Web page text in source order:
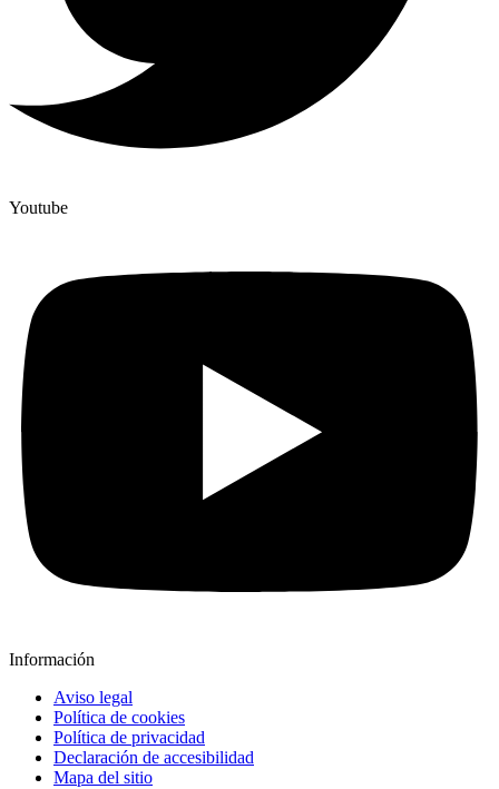
Youtube
Información
Aviso legal
Política de cookies
Política de privacidad
Declaración de accesibilidad
Mapa del sitio